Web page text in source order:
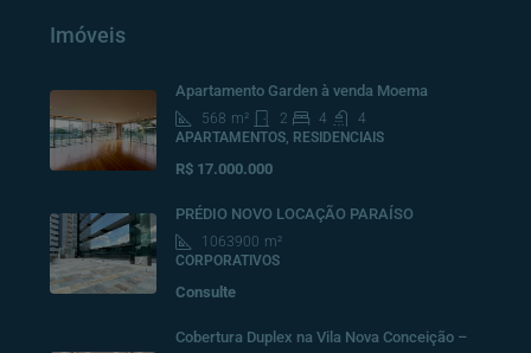
Imóveis
Apartamento Garden à venda Moema
568 m² 2 4
4
APARTAMENTOS, RESIDENCIAIS
R$ 17.000.000
PRÉDIO NOVO LOCAÇÃO PARAÍSO
1063900 m²
CORPORATIVOS
Consulte
Cobertura Duplex na Vila Nova Conceição –